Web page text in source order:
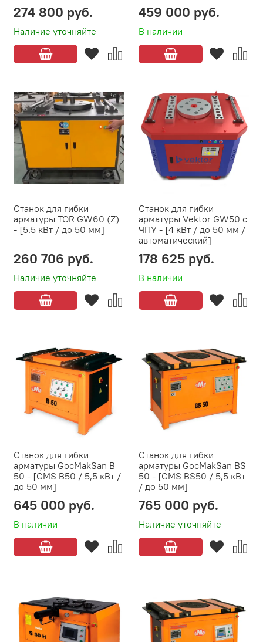
Наличие уточняйте
274 800 руб.
В наличии
459 000 руб.
Станок для гибки
арматуры TOR GW60 (Z)
- [5.5 кВт / до 50 мм]
Наличие уточняйте
260 706 руб.
Станок для гибки
арматуры Vektor GW50 с
ЧПУ - [4 кВт / до 50 мм /
автоматический]
В наличии
178 625 руб.
Станок для гибки
арматуры GocMakSan B
50 - [GMS B50 / 5,5 кВт /
до 50 мм]
В наличии
645 000 руб.
Станок для гибки
арматуры GocMakSan BS
50 - [GMS BS50 / 5,5 кВт
/ до 50 мм]
Наличие уточняйте
765 000 руб.